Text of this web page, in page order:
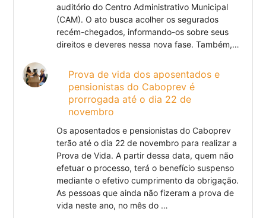
auditório do Centro Administrativo Municipal
(CAM). O ato busca acolher os segurados
recém-chegados, informando-os sobre seus
direitos e deveres nessa nova fase. Também,…
Prova de vida dos aposentados e
pensionistas do Caboprev é
prorrogada até o dia 22 de
novembro
Os aposentados e pensionistas do Caboprev
terão até o dia 22 de novembro para realizar a
Prova de Vida. A partir dessa data, quem não
efetuar o processo, terá o benefício suspenso
mediante o efetivo cumprimento da obrigação.
As pessoas que ainda não fizeram a prova de
vida neste ano, no mês do …